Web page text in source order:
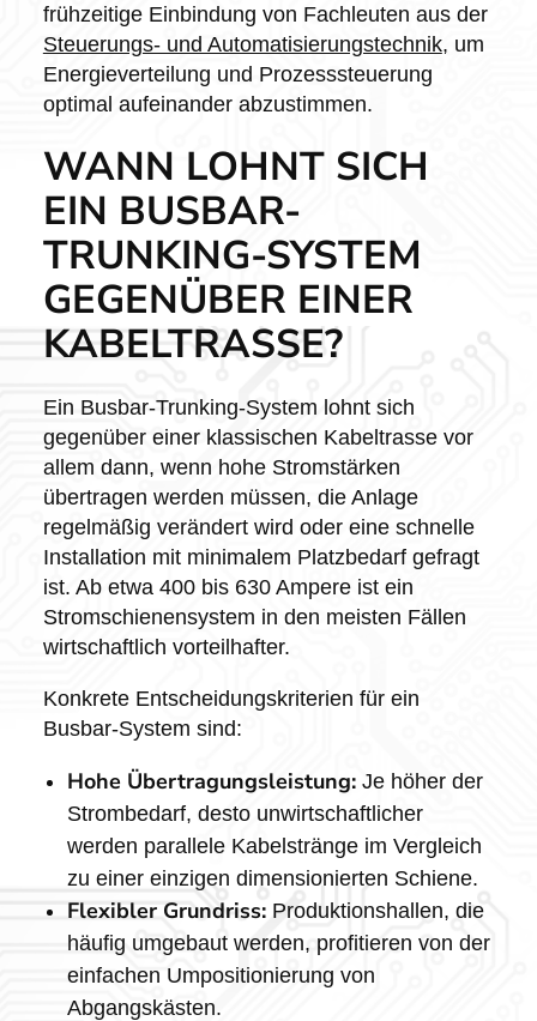
frühzeitige Einbindung von Fachleuten aus der
Steuerungs- und Automatisierungstechnik, um
Energieverteilung und Prozesssteuerung
optimal aufeinander abzustimmen.
WANN LOHNT SICH
EIN BUSBAR-
TRUNKING-SYSTEM
GEGENÜBER EINER
KABELTRASSE?
Ein Busbar-Trunking-System lohnt sich
gegenüber einer klassischen Kabeltrasse vor
allem dann, wenn hohe Stromstärken
übertragen werden müssen, die Anlage
regelmäßig verändert wird oder eine schnelle
Installation mit minimalem Platzbedarf gefragt
ist. Ab etwa 400 bis 630 Ampere ist ein
Stromschienensystem in den meisten Fällen
wirtschaftlich vorteilhafter.
Konkrete Entscheidungskriterien für ein
Busbar-System sind:
Hohe Übertragungsleistung:Je höher der
Strombedarf, desto unwirtschaftlicher
werden parallele Kabelstränge im Vergleich
zu einer einzigen dimensionierten Schiene.
Flexibler Grundriss:Produktionshallen, die
häufig umgebaut werden, profitieren von der
einfachen Umpositionierung von
Abgangskästen.